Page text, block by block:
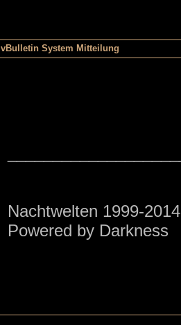
vBulletin System Mitteilung
Nachtwelten 1999-2014
Powered by Darkness